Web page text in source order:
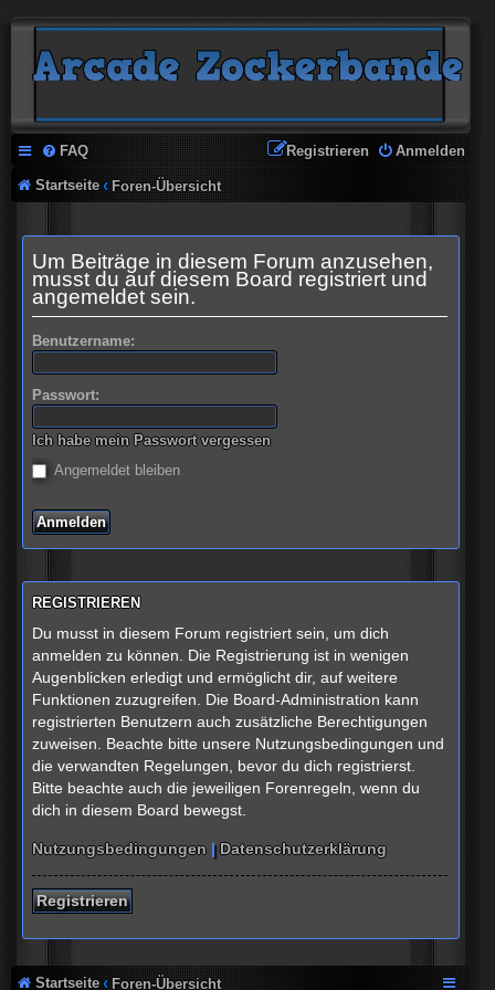
FAQ Anmelden
Registrieren
Startseite Foren-Übersicht
Um Beiträge in diesem Forum anzusehen,
musst du auf diesem Board registriert und
angemeldet sein.
Benutzername:
Passwort:
Ich habe mein Passwort vergessen
Angemeldet bleiben
REGISTRIEREN
Du musst in diesem Forum registriert sein, um dich
anmelden zu können. Die Registrierung ist in wenigen
Augenblicken erledigt und ermöglicht dir, auf weitere
Funktionen zuzugreifen. Die Board-Administration kann
registrierten Benutzern auch zusätzliche Berechtigungen
zuweisen. Beachte bitte unsere Nutzungsbedingungen und
die verwandten Regelungen, bevor du dich registrierst.
Bitte beachte auch die jeweiligen Forenregeln, wenn du
dich in diesem Board bewegst.
Nutzungsbedingungen |Datenschutzerklärung
Registrieren
Startseite Foren-Übersicht